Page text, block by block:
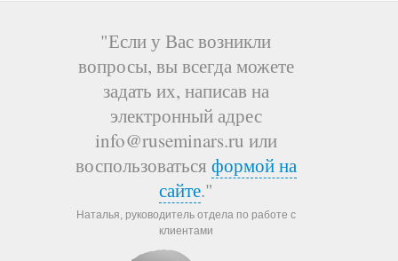
"Если у Вас возникли
вопросы, вы всегда можете
задать их, написав на
электронный адрес
info@ruseminars.ru или
воспользоваться формой на
сайте."
Наталья, руководитель отдела по работе с
клиентами